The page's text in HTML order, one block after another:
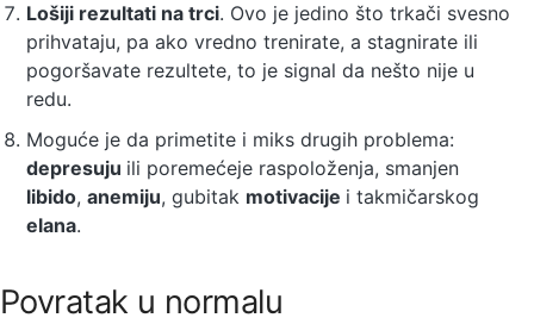
Lošiji rezultati na trci. Ovo je jedino što trkači svesno
prihvataju, pa ako vredno trenirate, a stagnirate ili
pogoršavate rezultete, to je signal da nešto nije u
redu.
Moguće je da primetite i miks drugih problema:
depresuju ili poremećeje raspoloženja, smanjen
libido, anemiju, gubitak motivacije i takmičarskog
elana.
Povratak u normalu